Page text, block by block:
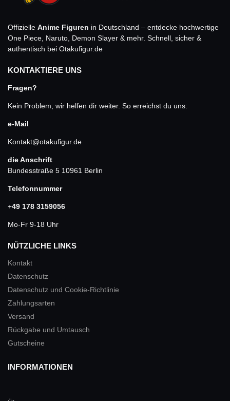
Offizielle Anime Figuren in Deutschland – entdecke hochwertige
One Piece, Naruto, Demon Slayer & mehr. Schnell, sicher &
authentisch bei Otakufigur.de
KONTAKTIERE UNS
Fragen?
Kein Problem, wir helfen dir weiter. So erreichst du uns:
e-Mail
Kontakt@otakufigur.de
die Anschrift
Bundesstraße 5 10961 Berlin
Telefonnummer
+49 178 3159056
Mo-Fr 9-18 Uhr
NÜTZLICHE LINKS
Kontakt
Datenschutz
Datenschutz und Cookie-Richtlinie
Zahlungsarten
Versand
Rückgabe und Umtausch
Gutscheine
INFORMATIONEN